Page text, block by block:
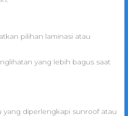
pilihan laminasi atau
yang lebih bagus saat
diperlengkapi sunroof atau